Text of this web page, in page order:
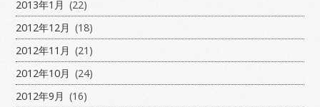
2013年1月 (22)
2012年12月 (18)
2012年11月 (21)
2012年10月 (24)
2012年9月 (16)